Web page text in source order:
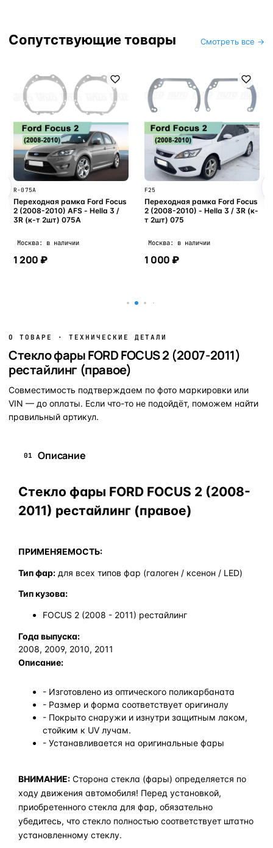
Сопутствующие товары Смотреть все →
R-075A
Переходная рамка Ford Focus
2 (2008-2010) AFS - Hella 3 /
3R (к-т 2шт) 075A
Москва: в наличии
1 200 ₽
F25
Переходная рамка Ford Focus
2 (2008-2010) - Hella 3 / 3R (к-
т 2шт) 075
Москва: в наличии
1 000 ₽
О ТОВАРЕ · ТЕХНИЧЕСКИЕ ДЕТАЛИ
Стекло фары FORD FOCUS 2 (2007-2011)
рестайлинг (правое)
Совместимость подтверждаем по фото маркировки или
VIN — до оплаты. Если что-то не подойдёт, поможем найти
правильный артикул.
01 Описание
Стекло фары FORD FOCUS 2 (2008-
2011) рестайлинг (правое)
ПРИМЕНЯЕМОСТЬ:
Тип фар: для всех типов фар (галоген / ксенон / LED)
Тип кузова:
FOCUS 2 (2008 - 2011) рестайлинг
Года выпуска:
2008, 2009, 2010, 2011
Описание:
- Изготовлено из оптического поликарбаната
- Размер и форма соответствует оригиналу
- Покрыто снаружи и изнутри защитным лаком,
стойким к UV лучам.
- Устанавливается на оригинальные фары
ВНИМАНИЕ: Сторона стекла (фары) определяется по
ходу движения автомобиля! Перед установкой,
приобретенного стекла для фар, обязательно
убедитесь, что стекло полностью соответствует штатно
установленному стеклу.